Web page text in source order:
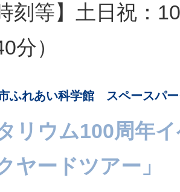
刻等】土日祝：
分）
ふれあい科学館 スペースパ
リウム100周年
ヤードツアー」